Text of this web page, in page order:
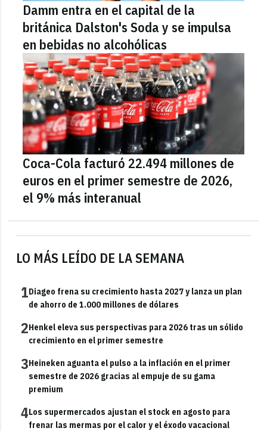
LO MÁS LEÍDO DE LA SEMANA
1Diageo frena su crecimiento hasta 2027 y lanza un plan
de ahorro de 1.000 millones de dólares
2Henkel eleva sus perspectivas para 2026 tras un sólido
crecimiento en el primer semestre
3Heineken aguanta el pulso a la inflación en el primer
semestre de 2026 gracias al empuje de su gama
premium
4Los supermercados ajustan el stock en agosto para
frenar las mermas por el calor y el éxodo vacacional
Damm entra en el capital de la
británica Dalston's Soda y se impulsa
en bebidas no alcohólicas
Coca-Cola facturó 22.494 millones de
euros en el primer semestre de 2026,
el 9% más interanual